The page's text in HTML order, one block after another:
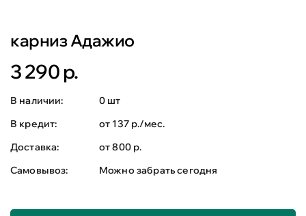
карниз Адажио
3 290 р.
В наличии:
0 шт
В кредит:
от 137 р./мес.
Доставка:
от 800 р.
Самовывоз:
Можно забрать сегодня